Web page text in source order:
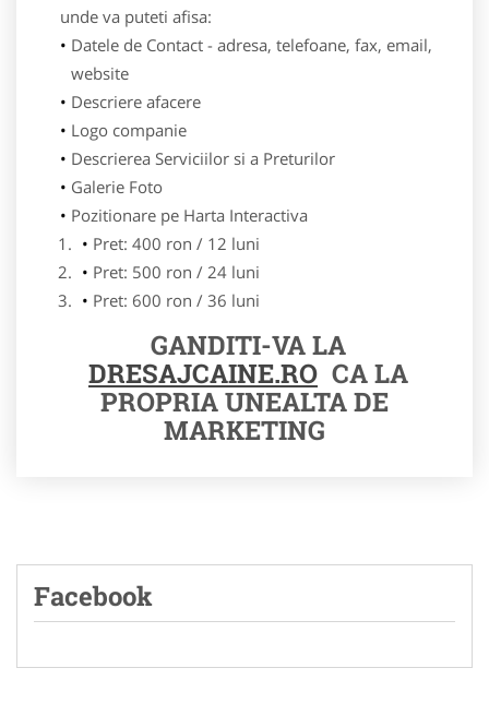
unde va puteti afisa:
Datele de Contact - adresa, telefoane, fax, email,
website
Descriere afacere
Logo companie
Descrierea Serviciilor si a Preturilor
Galerie Foto
Pozitionare pe Harta Interactiva
Pret: 400 ron / 12 luni
Pret: 500 ron / 24 luni
Pret: 600 ron / 36 luni
GANDITI-VA LA
DRESAJCAINE.RO CA LA
PROPRIA UNEALTA DE
MARKETING
Facebook